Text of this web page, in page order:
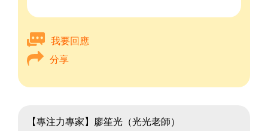
我要回應
分享
【專注力專家】廖笙光（光光老師）